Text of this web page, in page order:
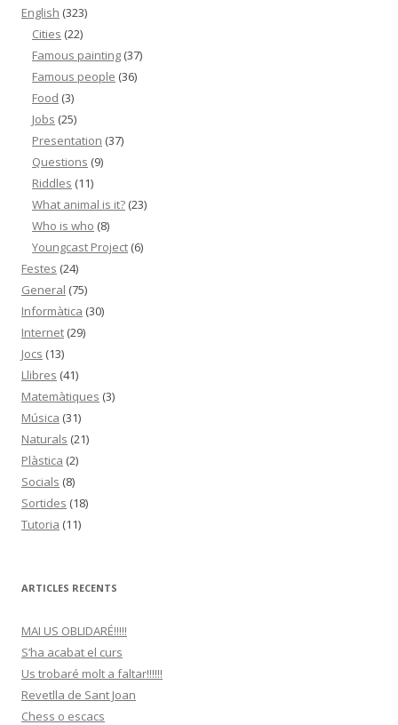
English (323)
Cities (22)
Famous painting (37)
Famous people (36)
Food (3)
Jobs (25)
Presentation (37)
Questions (9)
Riddles (11)
What animal is it? (23)
Who is who (8)
Youngcast Project (6)
Festes (24)
General (75)
Informàtica (30)
Internet (29)
Jocs (13)
Llibres (41)
Matemàtiques (3)
Música (31)
Naturals (21)
Plàstica (2)
Socials (8)
Sortides (18)
Tutoria (11)
ARTICLES RECENTS
MAI US OBLIDARÉ!!!!!
S’ha acabat el curs
Us trobaré molt a faltar!!!!!!
Revetlla de Sant Joan
Chess o escacs